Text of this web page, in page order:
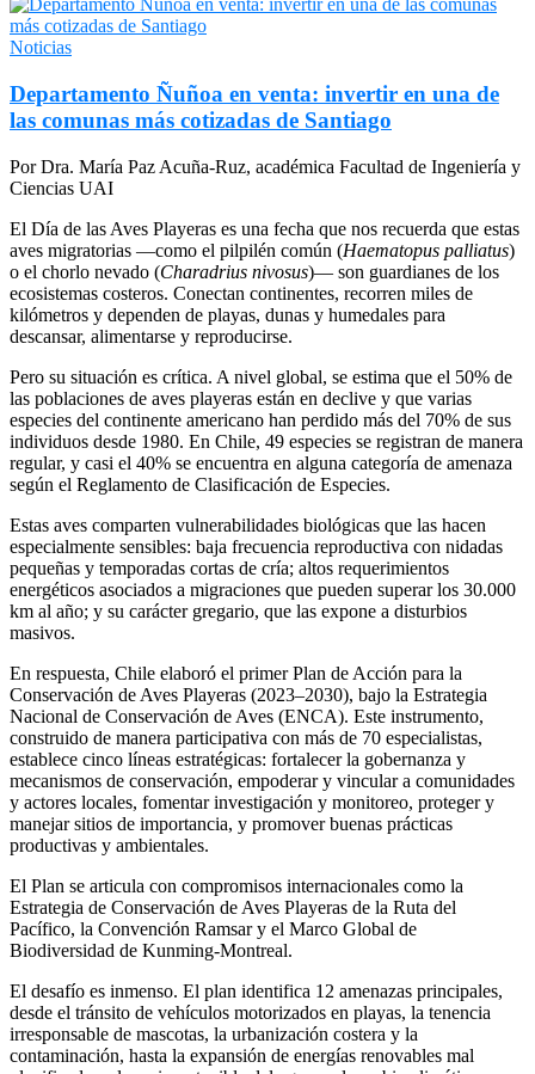
Noticias
Departamento Ñuñoa en venta: invertir en una de
las comunas más cotizadas de Santiago
Por Dra. María Paz Acuña-Ruz, académica Facultad de Ingeniería y
Ciencias UAI
El Día de las Aves Playeras es una fecha que nos recuerda que estas
aves migratorias —como el pilpilén común (Haematopus palliatus)
o el chorlo nevado (Charadrius nivosus)— son guardianes de los
ecosistemas costeros. Conectan continentes, recorren miles de
kilómetros y dependen de playas, dunas y humedales para
descansar, alimentarse y reproducirse.
Pero su situación es crítica. A nivel global, se estima que el 50% de
las poblaciones de aves playeras están en declive y que varias
especies del continente americano han perdido más del 70% de sus
individuos desde 1980. En Chile, 49 especies se registran de manera
regular, y casi el 40% se encuentra en alguna categoría de amenaza
según el Reglamento de Clasificación de Especies.
Estas aves comparten vulnerabilidades biológicas que las hacen
especialmente sensibles: baja frecuencia reproductiva con nidadas
pequeñas y temporadas cortas de cría; altos requerimientos
energéticos asociados a migraciones que pueden superar los 30.000
km al año; y su carácter gregario, que las expone a disturbios
masivos.
En respuesta, Chile elaboró el primer Plan de Acción para la
Conservación de Aves Playeras (2023–2030), bajo la Estrategia
Nacional de Conservación de Aves (ENCA). Este instrumento,
construido de manera participativa con más de 70 especialistas,
establece cinco líneas estratégicas: fortalecer la gobernanza y
mecanismos de conservación, empoderar y vincular a comunidades
y actores locales, fomentar investigación y monitoreo, proteger y
manejar sitios de importancia, y promover buenas prácticas
productivas y ambientales.
El Plan se articula con compromisos internacionales como la
Estrategia de Conservación de Aves Playeras de la Ruta del
Pacífico, la Convención Ramsar y el Marco Global de
Biodiversidad de Kunming-Montreal.
El desafío es inmenso. El plan identifica 12 amenazas principales,
desde el tránsito de vehículos motorizados en playas, la tenencia
irresponsable de mascotas, la urbanización costera y la
contaminación, hasta la expansión de energías renovables mal